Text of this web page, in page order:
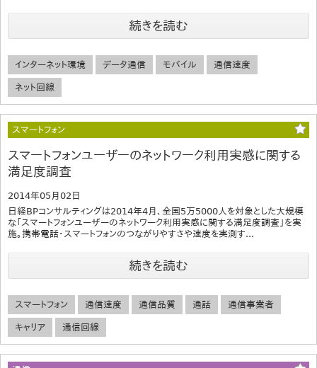
続きを読む
インターネット環境 データ通信 モバイル 通信速度
ネット回線
スマートフォン
スマートフォンユーザーのネットワーク利用実感に関する
満足度調査
2014年05月02日
日経BPコンサルティングは2014年4月、全国5万5000人を対象とした大規模
な「スマートフォンユーザーのネットワーク利用実感に関する満足度調査」を実
施。携帯電話・スマートフォンのつながりやすさや速度を実測す...
続きを読む
スマートフォン 通信速度 通信品質 通話 通信事業者
キャリア 通信回線